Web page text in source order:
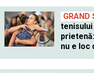
GRAND
tenisului
nu e loc